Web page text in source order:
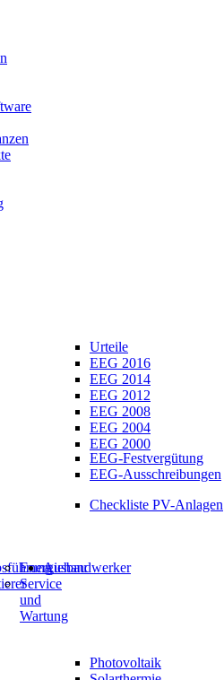
Urteile
EEG 2016
EEG 2014
EEG 2012
EEG 2008
EEG 2004
EEG 2000
EEG-Festvergütung
EEG-Ausschreibungen
Checkliste PV-Anlagen
Energiehandwerker
Service
und
Wartung
Ausbau
Photovoltaik